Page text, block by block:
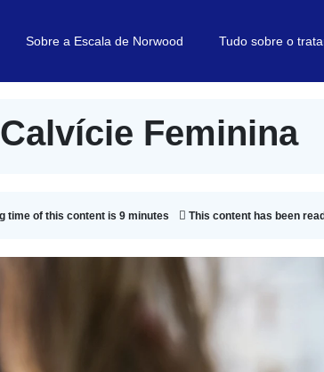
Sobre a Escala de Norwood Tudo sobre o
Feminina
time of this content is 9 minutes This content has been read